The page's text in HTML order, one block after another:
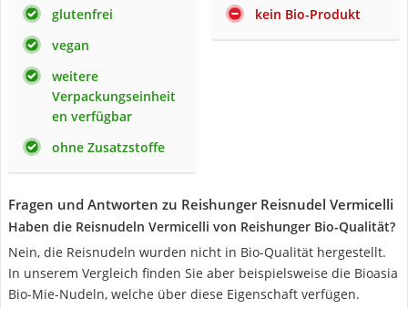
glutenfrei
vegan
weitere
Verpackungseinheit
en verfügbar
ohne Zusatzstoffe
kein Bio-Produkt
Fragen und Antworten zu Reishunger Reisnudel Vermicelli
Haben die Reisnudeln Vermicelli von Reishunger Bio-Qualität?
Nein, die Reisnudeln wurden nicht in Bio-Qualität hergestellt.
In unserem Vergleich finden Sie aber beispielsweise die Bioasia
Bio-Mie-Nudeln, welche über diese Eigenschaft verfügen.